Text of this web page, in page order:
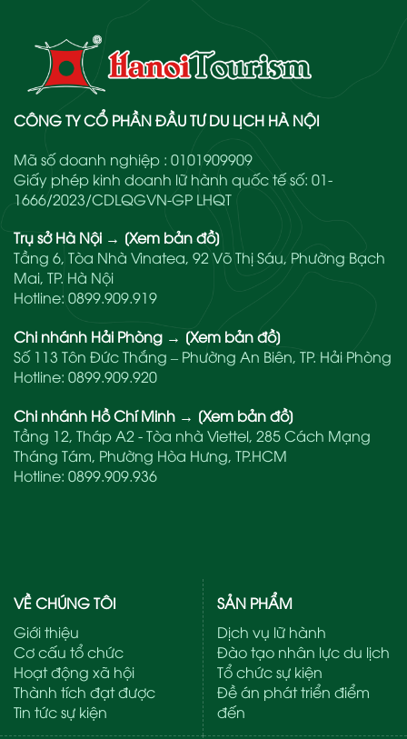
CÔNG TY CỔ PHẦN ĐẦU TƯ DU LỊCH HÀ NỘI
Mã số doanh nghiệp : 0101909909
Giấy phép kinh doanh lữ hành quốc tế số: 01-
1666/2023/CDLQGVN-GP LHQT
Trụ sở Hà Nội → [Xem bản đồ]
Tầng 6, Tòa Nhà Vinatea, 92 Võ Thị Sáu, Phường Bạch
Mai, TP. Hà Nội
Hotline: 0899.909.919
Chi nhánh Hải Phòng → [Xem bản đồ]
Số 113 Tôn Đức Thắng – Phường An Biên, TP. Hải Phòng
Hotline: 0899.909.920
Chi nhánh Hồ Chí Minh → [Xem bản đồ]
Tầng 12, Tháp A2 - Tòa nhà Viettel, 285 Cách Mạng
Tháng Tám, Phường Hòa Hưng, TP.HCM
Hotline: 0899.909.936
VỀ CHÚNG TÔI
Giới thiệu
Cơ cấu tổ chức
Hoạt động xã hội
Thành tích đạt được
Tin tức sự kiện
SẢN PHẨM
Dịch vụ lữ hành
Đào tạo nhân lực du lịch
Tổ chức sự kiện
Đề án phát triển điểm
đến